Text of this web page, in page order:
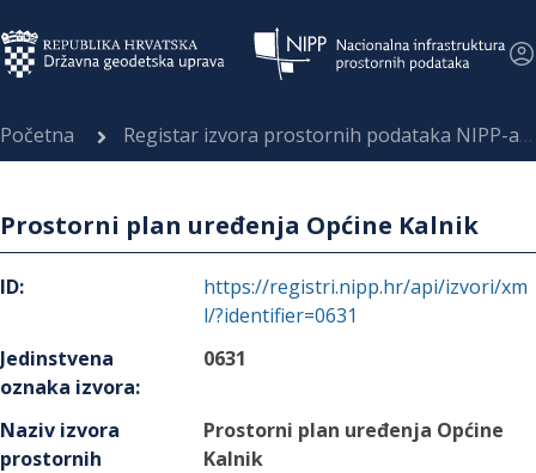
Početna Registar izvora prostornih podataka NIPP-a
Prostorni plan uređenja Općine Kalnik
ID:
https://registri.nipp.hr/api/izvori/xm
l/?identifier=0631
Jedinstvena
oznaka izvora:
0631
Naziv izvora
prostornih
Prostorni plan uređenja Općine
Kalnik